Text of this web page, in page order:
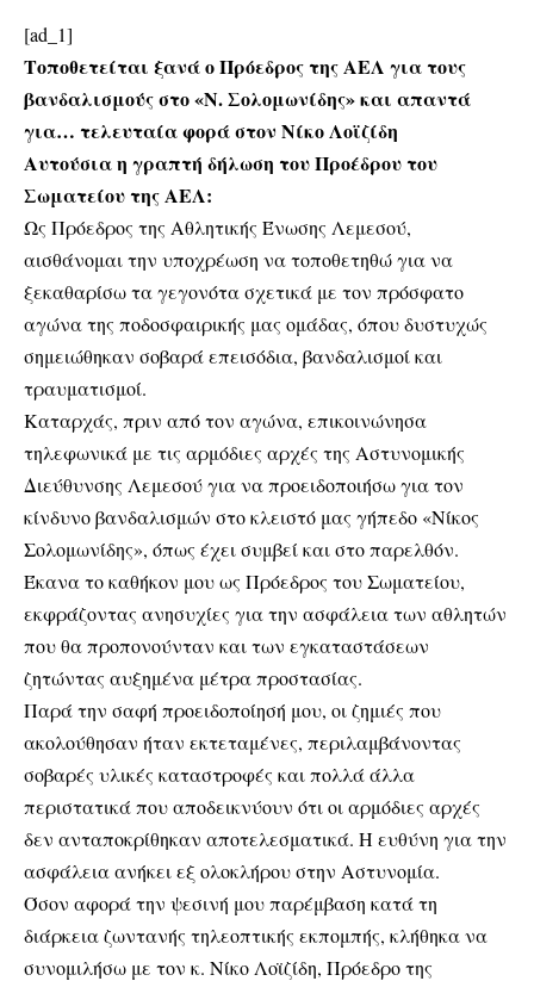
[ad_1]
Τοποθετείται ξανά ο Πρόεδρος της ΑΕΛ για τους
βανδαλισμούς στο «Ν. Σολομωνίδης» και απαντά
για… τελευταία φορά στον Νίκο Λοϊζίδη
Αυτούσια η γραπτή δήλωση του Προέδρου του
Σωματείου της ΑΕΛ:
Ως Πρόεδρος της Αθλητικής Ένωσης Λεμεσού,
αισθάνομαι την υποχρέωση να τοποθετηθώ για να
ξεκαθαρίσω τα γεγονότα σχετικά με τον πρόσφατο
αγώνα της ποδοσφαιρικής μας ομάδας, όπου δυστυχώς
σημειώθηκαν σοβαρά επεισόδια, βανδαλισμοί και
τραυματισμοί.
Καταρχάς, πριν από τον αγώνα, επικοινώνησα
τηλεφωνικά με τις αρμόδιες αρχές της Αστυνομικής
Διεύθυνσης Λεμεσού για να προειδοποιήσω για τον
κίνδυνο βανδαλισμών στο κλειστό μας γήπεδο «Νίκος
Σολομωνίδης», όπως έχει συμβεί και στο παρελθόν.
Έκανα το καθήκον μου ως Πρόεδρος του Σωματείου,
εκφράζοντας ανησυχίες για την ασφάλεια των αθλητών
που θα προπονούνταν και των εγκαταστάσεων
ζητώντας αυξημένα μέτρα προστασίας.
Παρά την σαφή προειδοποίησή μου, οι ζημιές που
ακολούθησαν ήταν εκτεταμένες, περιλαμβάνοντας
σοβαρές υλικές καταστροφές και πολλά άλλα
περιστατικά που αποδεικνύουν ότι οι αρμόδιες αρχές
δεν ανταποκρίθηκαν αποτελεσματικά. Η ευθύνη για την
ασφάλεια ανήκει εξ ολοκλήρου στην Αστυνομία.
Όσον αφορά την ψεσινή μου παρέμβαση κατά τη
διάρκεια ζωντανής τηλεοπτικής εκπομπής, κλήθηκα να
συνομιλήσω με τον κ. Νίκο Λοϊζίδη, Πρόεδρο της